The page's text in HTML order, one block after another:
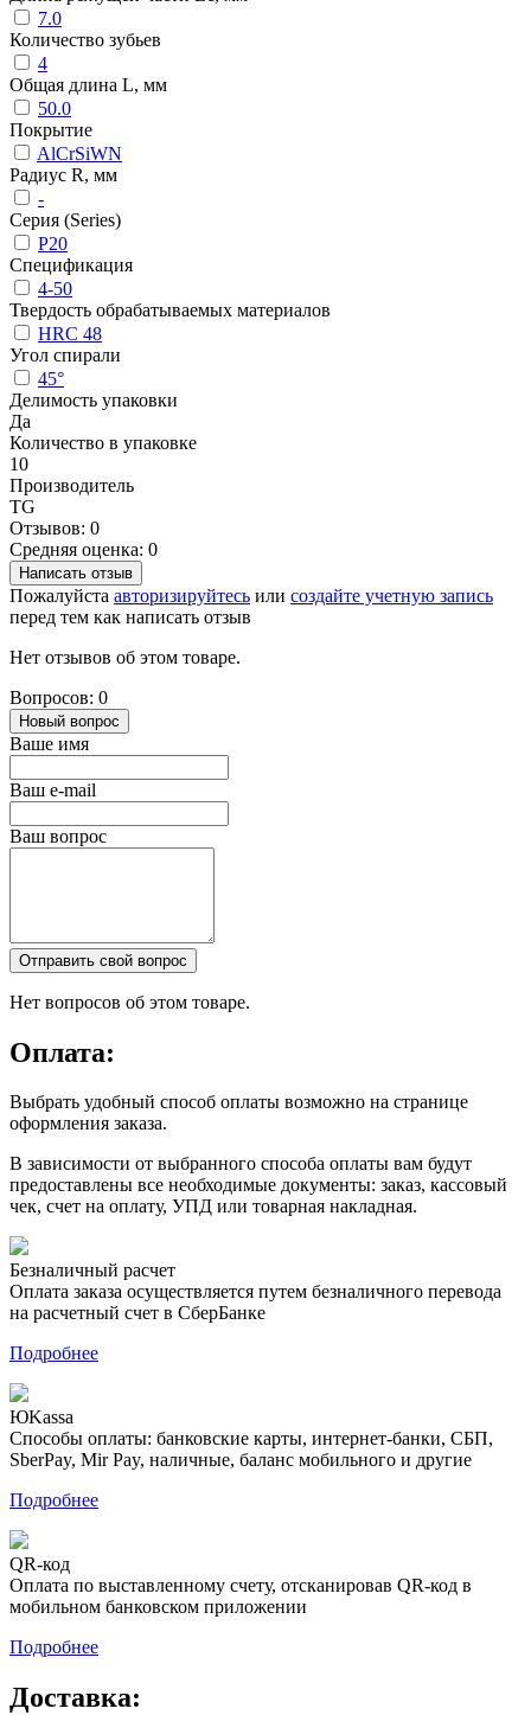
7.0
Количество зубьев
4
Общая длина L, мм
50.0
Покрытие
AlCrSiWN
Радиус R, мм
-
Серия (Series)
P20
Спецификация
4-50
Твердость обрабатываемых материалов
HRC 48
Угол спирали
45°
Делимость упаковки
Да
Количество в упаковке
10
Производитель
TG
Отзывов: 0
Средняя оценка: 0
Написать отзыв
Пожалуйста авторизируйтесь или создайте учетную запись
перед тем как написать отзыв
Нет отзывов об этом товаре.
Вопросов: 0
Новый вопрос
Ваше имя
Ваш e-mail
Ваш вопрос
Отправить свой вопрос
Нет вопросов об этом товаре.
Оплата:
Выбрать удобный способ оплаты возможно на странице
оформления заказа.
В зависимости от выбранного способа оплаты вам будут
предоставлены все необходимые документы: заказ, кассовый
чек, счет на оплату, УПД или товарная накладная.
Безналичный расчет
Оплата заказа осуществляется путем безналичного перевода
на расчетный счет в СберБанке
Подробнее
ЮKassa
Способы оплаты: банковские карты, интернет-банки, СБП,
SberPay, Mir Pay, наличные, баланс мобильного и другие
Подробнее
QR-код
Оплата по выставленному счету, отсканировав QR-код в
мобильном банковском приложении
Подробнее
Доставка: